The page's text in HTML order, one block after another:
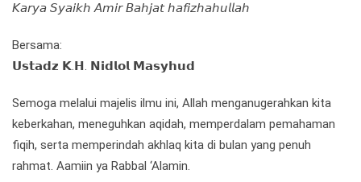
𝘒𝘢𝘳𝘺𝘢 𝘚𝘺𝘢𝘪𝘬𝘩 𝘈𝘮𝘪𝘳 𝘉𝘢𝘩𝘫𝘢𝘵 𝘩𝘢𝘧𝘪𝘻𝘩𝘢𝘩𝘶𝘭𝘭𝘢𝘩
Bersama:
𝗨𝘀𝘁𝗮𝗱𝘇 𝗞.𝗛. 𝗡𝗶𝗱𝗹𝗼𝗹 𝗠𝗮𝘀𝘆𝗵𝘂𝗱
Semoga melalui majelis ilmu ini, Allah menganugerahkan kita
keberkahan, meneguhkan aqidah, memperdalam pemahaman
fiqih, serta memperindah akhlaq kita di bulan yang penuh
rahmat. Aamiin ya Rabbal ‘Alamin.